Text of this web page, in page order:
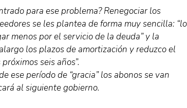
para ese problema? Renegociar los
se les plantea de forma muy sencilla: “lo
menos por el servicio de la deuda” y la
los plazos de amortización y reduzco el
seis años”.
ese período de “gracia” los abonos se van
al siguiente gobierno.